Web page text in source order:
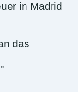
in Madrid
das